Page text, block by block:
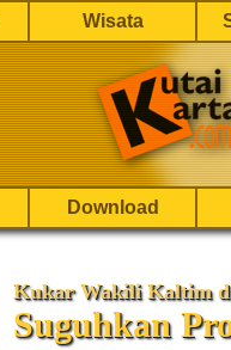
Wisata
Download
Kukar Wakili Kaltim
Suguhkan